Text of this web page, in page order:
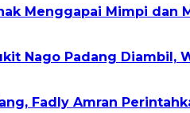
Menggapai Mimpi dan
Nago Padang Diambil,
Fadly Amran